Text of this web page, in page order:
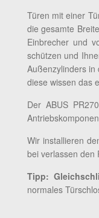
Türen mit einer
die gesamte
Einbrecher und
schützen und
Außenzylinders
diese wissen das
Der ABUS
Wir installieren
bei verlassen den
Tipp:
normales